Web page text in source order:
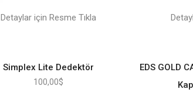
Detaylar için Resme Tıkla
Simplex Lite Dedektör
100,00$
EDS GOLD